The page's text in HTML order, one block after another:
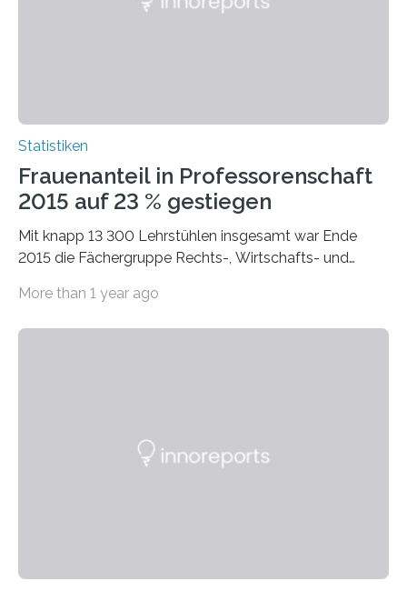
Statistiken
Frauenanteil in Professorenschaft
2015 auf 23 % gestiegen
Mit knapp 13 300 Lehrstühlen insgesamt war Ende
2015 die Fächergruppe Rechts-, Wirtschafts- und
bei…
More than 1 year ago